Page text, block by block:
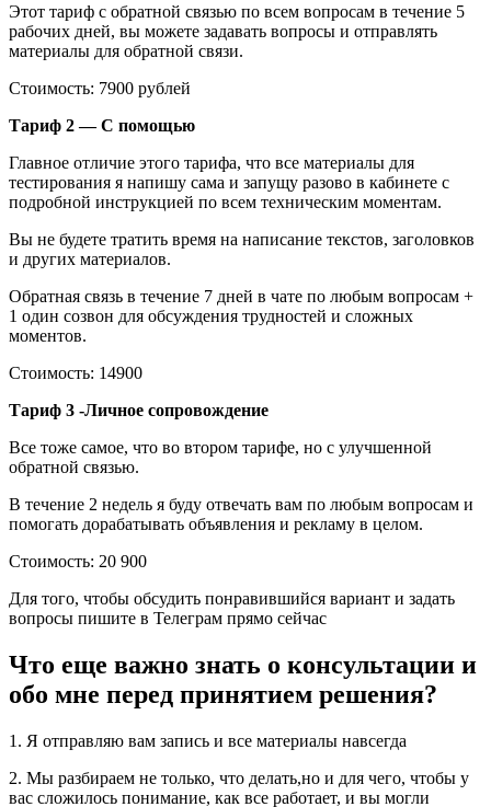
Этот тариф с обратной связью по всем вопросам в течение 5
рабочих дней, вы можете задавать вопросы и отправлять
материалы для обратной связи.
Стоимость: 7900 рублей
Тариф 2 — С помощью
Главное отличие этого тарифа, что все материалы для
тестирования я напишу сама и запущу разово в кабинете с
подробной инструкцией по всем техническим моментам.
Вы не будете тратить время на написание текстов, заголовков
и других материалов.
Обратная связь в течение 7 дней в чате по любым вопросам +
1 один созвон для обсуждения трудностей и сложных
моментов.
Стоимость: 14900
Тариф 3 -Личное сопровождение
Все тоже самое, что во втором тарифе, но с улучшенной
обратной связью.
В течение 2 недель я буду отвечать вам по любым вопросам и
помогать дорабатывать объявления и рекламу в целом.
Стоимость: 20 900
Для того, чтобы обсудить понравившийся вариант и задать
вопросы пишите в Телеграм прямо сейчас
Что еще важно знать о консультации и
обо мне перед принятием решения?
1. Я отправляю вам запись и все материалы навсегда
2. Мы разбираем не только, что делать,но и для чего, чтобы у
вас сложилось понимание, как все работает, и вы могли